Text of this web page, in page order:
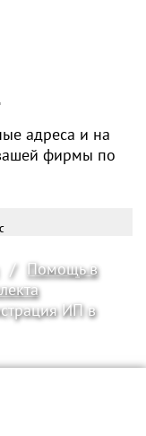
адреса и на
фирмы по
/ Помощь в
ИП в